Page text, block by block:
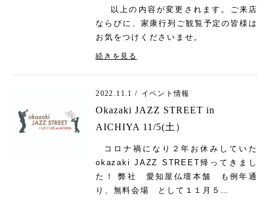
以上の内容が変更されます。ご来店
ならびに、家康行列ご観覧予定の皆様は
お気をつけくださいませ。
続きを見る
2022.11.1 / イベント情報
Okazaki JAZZ STREET in
AICHIYA 11/5(土）
コロナ禍になり２年お休みしていた
okazaki JAZZ STREET帰ってきまし
た！ 弊社 愛知屋仏壇本舗 も例年通
り、無料会場 として１１月５…